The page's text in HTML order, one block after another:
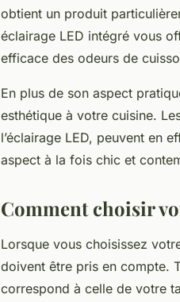
obtient un produit
éclairage LED intégré vous
efficace des odeurs de
En plus de son aspect
esthétique à votre cuisine.
l’éclairage LED, peuvent en
aspect à la fois chic et
Comment choisir
Lorsque vous choisissez
doivent être pris en compte.
correspond à celle de votre